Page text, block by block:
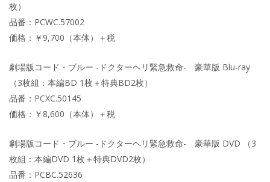
枚）
品番：PCWC.57002
価格：￥9,700（本体）＋税
劇場版コード・ブルー -ドクターヘリ緊急救命- 豪華版 Blu-ray
（3枚組：本編BD 1枚＋特典BD2枚）
品番：PCXC.50145
価格：￥8,600（本体）＋税
劇場版コード・ブルー -ドクターヘリ緊急救命- 豪華版 DVD （3
枚組：本編DVD 1枚＋特典DVD2枚）
品番：PCBC.52636